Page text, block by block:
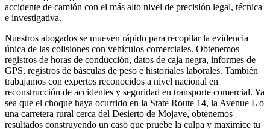
accidente de camión con el más alto nivel de precisión legal, técnica
e investigativa.
Nuestros abogados se mueven rápido para recopilar la evidencia
única de las colisiones con vehículos comerciales. Obtenemos
registros de horas de conducción, datos de caja negra, informes de
GPS, registros de básculas de peso e historiales laborales. También
trabajamos con expertos reconocidos a nivel nacional en
reconstrucción de accidentes y seguridad en transporte comercial. Ya
sea que el choque haya ocurrido en la State Route 14, la Avenue L o
una carretera rural cerca del Desierto de Mojave, obtenemos
resultados construyendo un caso que pruebe la culpa y maximice tu